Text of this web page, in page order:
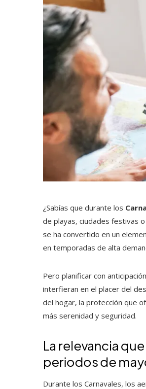
¿Sabías que durante los
de playas, ciudades festivas
se ha convertido en un
en temporadas de alta
Pero planificar con
interfieran en el placer del
del hogar, la protección que
más serenidad y seguridad.
La relevancia
periodos de
Durante los Carnavales, los